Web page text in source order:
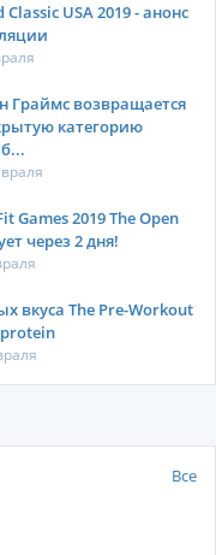
USA 2019 - анонс
Граймс возвращается
категорию
Games 2019 The Open
через 2 дня!
вкуса The Pre-Workout
Все